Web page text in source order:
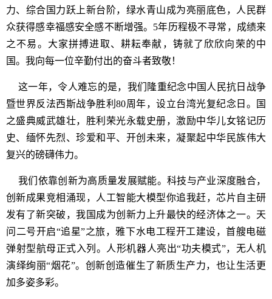
力、综合国力跃上新台阶，绿水青山成为亮丽底色，人民群
众获得感幸福感安全感不断增强。5年历程极不寻常，成绩来
之不易。大家拼搏进取、耕耘奉献，铸就了欣欣向荣的中
国。我向每一位辛勤付出的奋斗者致敬！
这一年，令人难忘的是，我们隆重纪念中国人民抗日战争
暨世界反法西斯战争胜利80周年，设立台湾光复纪念日。国
之盛典威武雄壮，胜利荣光永载史册，激励中华儿女铭记历
史、缅怀先烈、珍爱和平、开创未来，凝聚起中华民族伟大
复兴的磅礴伟力。
我们依靠创新为高质量发展赋能。科技与产业深度融合，
创新成果竞相涌现，人工智能大模型你追我赶，芯片自主研
发有了新突破，我国成为创新力上升最快的经济体之一。天
问二号开启“追星”之旅，雅下水电工程开工建设，首艘电磁
弹射型航母正式入列。人形机器人亮出“功夫模式”，无人机
演绎绚丽“烟花”。创新创造催生了新质生产力，也让生活更
加多姿多彩。